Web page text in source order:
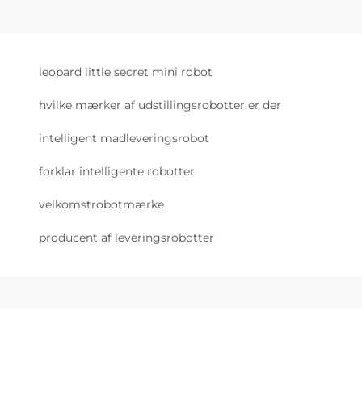
leopard little secret mini robot
hvilke mærker af udstillingsrobotter er der
intelligent madleveringsrobot
forklar intelligente robotter
velkomstrobotmærke
producent af leveringsrobotter